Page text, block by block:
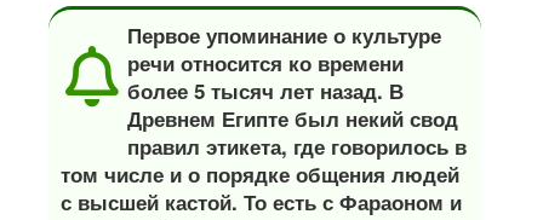
Первое упоминание о культуре
речи относится ко времени
более 5 тысяч лет назад. В
Древнем Египте был некий свод
правил этикета, где говорилось в
том числе и о порядке общения людей
с высшей кастой. То есть с Фараоном и